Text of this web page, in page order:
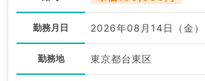
勤務月日 2026年08月14日（金）
勤務地 東京都台東区